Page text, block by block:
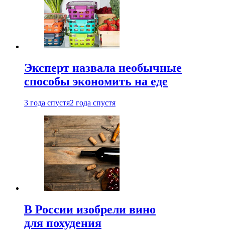
Эксперт назвала необычные
способы экономить на еде
3 года спустя2 года спустя
В России изобрели вино
для похудения